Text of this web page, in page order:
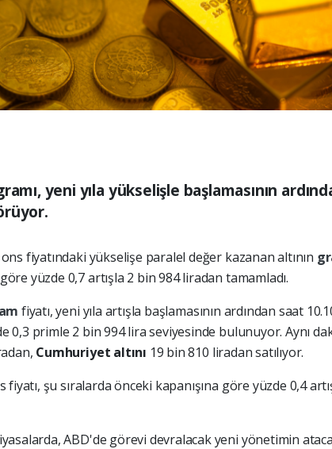
yeni yıla yükselişle başlamasının
fiyatındaki yükselişe paralel değer kazanan altının
yüzde 0,7 artışla 2 bin 984 liradan tamamladı.
fiyatı, yeni yıla artışla başlamasının ardından saat
0,3 primle 2 bin 994 lira seviyesinde bulunuyor. Aynı
Cumhuriyet altını 19 bin 810 liradan satılıyor.
fiyatı, şu sıralarda önceki kapanışına göre yüzde 0,4
ABD'de görevi devralacak yeni yönetimin